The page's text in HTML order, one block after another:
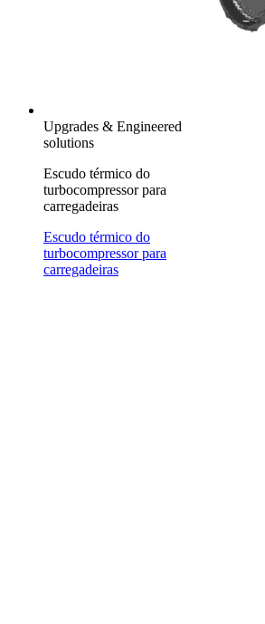
Upgrades & Engineered
solutions
Escudo térmico do
turbocompressor para
carregadeiras
Escudo térmico do
turbocompressor para
carregadeiras